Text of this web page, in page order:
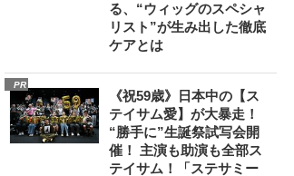
る、“ウィッグのスペシャ
リスト”が生み出した徹底
ケアとは
PR
《祝59歳》日本中の【ス
テイサム愛】が大暴走！
“勝手に”生誕祭試写会開
催！ 主演も助演も全部ス
テイサム！「ステサミー